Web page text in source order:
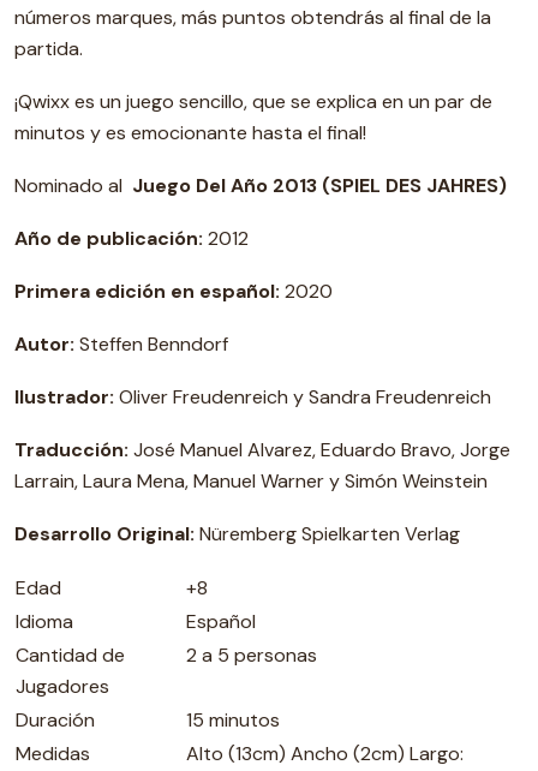
números marques, más puntos obtendrás al final de la
partida.
¡Qwixx es un juego sencillo, que se explica en un par de
minutos y es emocionante hasta el final!
Nominado al Juego Del Año 2013 (SPIEL DES JAHRES)
Año de publicación: 2012
Primera edición en español: 2020
Autor: Steffen Benndorf
Ilustrador: Oliver Freudenreich y Sandra Freudenreich
Traducción: José Manuel Alvarez, Eduardo Bravo, Jorge
Larrain, Laura Mena, Manuel Warner y Simón Weinstein
Desarrollo Original: Nüremberg Spielkarten Verlag
Edad
+8
Idioma
Español
Cantidad de
Jugadores
2 a 5 personas
Duración
15 minutos
Medidas
Alto (13cm) Ancho (2cm) Largo: